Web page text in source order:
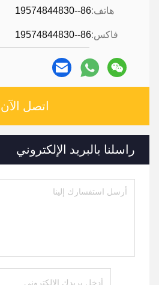
هاتف:86--19574844830
فاكس:86--19574844830
اتصل الآن
راسلنا بالبريد الإلكتروني